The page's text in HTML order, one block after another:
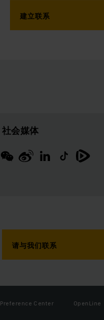
建立联系
社会媒体
请与我们联系
Preference Center OpenLine